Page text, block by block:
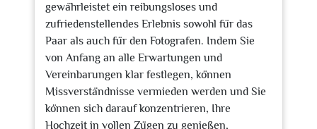
gewährleistet ein reibungsloses und
zufriedenstellendes Erlebnis sowohl für das
Paar als auch für den Fotografen. Indem Sie
von Anfang an alle Erwartungen und
Vereinbarungen klar festlegen, können
Missverständnisse vermieden werden und Sie
können sich darauf konzentrieren, Ihre
Hochzeit in vollen Zügen zu genießen,